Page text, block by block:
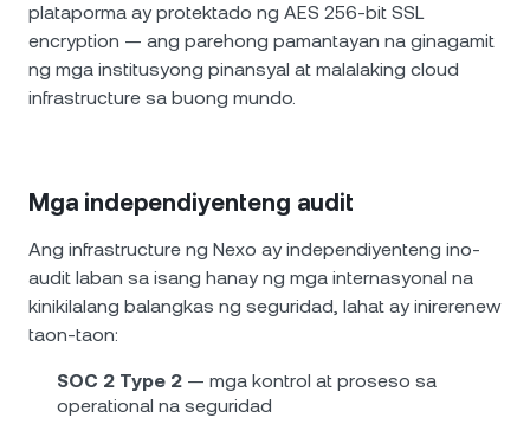
plataporma ay protektado ng AES 256-bit SSL
encryption — ang parehong pamantayan na ginagamit
ng mga institusyong pinansyal at malalaking cloud
infrastructure sa buong mundo.
Mga independiyenteng audit
Ang infrastructure ng Nexo ay independiyenteng ino-
audit laban sa isang hanay ng mga internasyonal na
kinikilalang balangkas ng seguridad, lahat ay inirerenew
taon-taon:
SOC 2 Type 2 — mga kontrol at proseso sa
operational na seguridad